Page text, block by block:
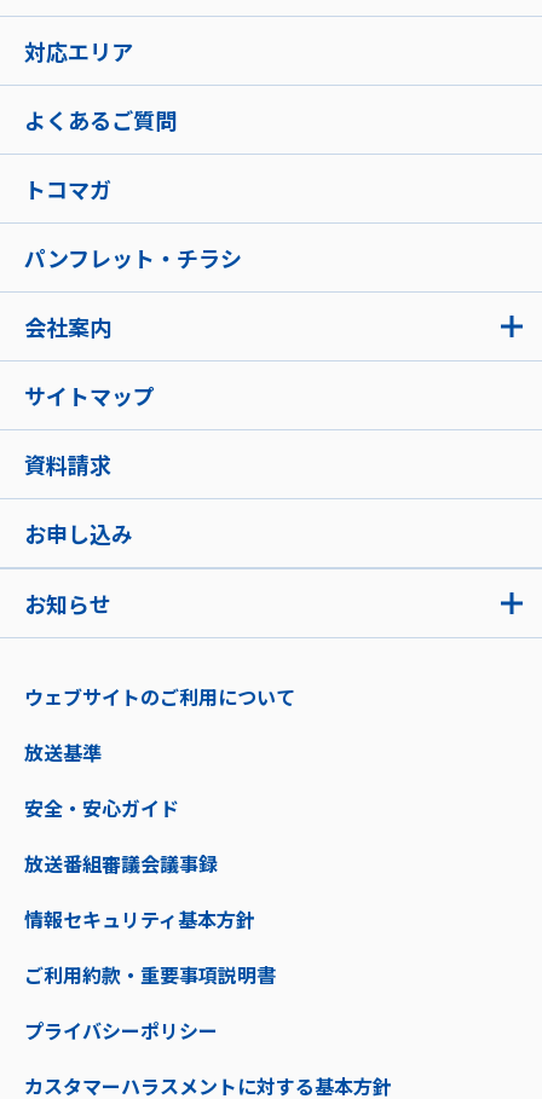
お知らせ
対応エリア
よくあるご質問
トコマガ
パンフレット・チラシ
会社案内
サイトマップ
資料請求
お申し込み
ウェブサイトのご利用について
放送基準
安全・安心ガイド
放送番組審議会議事録
情報セキュリティ基本方針
ご利用約款・重要事項説明書
プライバシーポリシー
カスタマーハラスメントに対する基本方針